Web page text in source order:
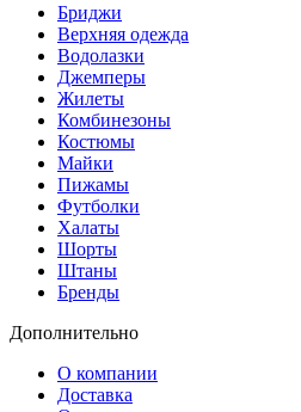
Бриджи
Верхняя одежда
Водолазки
Джемперы
Жилеты
Комбинезоны
Костюмы
Майки
Пижамы
Футболки
Халаты
Шорты
Штаны
Бренды
Дополнительно
О компании
Доставка